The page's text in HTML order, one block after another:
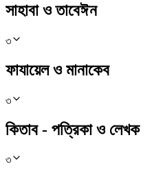
সাহাবা ও তাবেঈন
৩
ফাযায়েল ও মানাকেব
৩
কিতাব - পত্রিকা ও লেখক
৩